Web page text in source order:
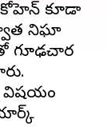
కూడా
నిఘా
గూఢచార
విషయం